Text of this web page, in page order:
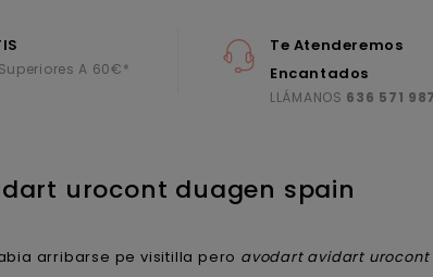
A 60€*
Te Atenderemos
Encantados
LLÁMANOS 636 571 987
urocont duagen spain
arribarse pe visitilla pero avodart avidart